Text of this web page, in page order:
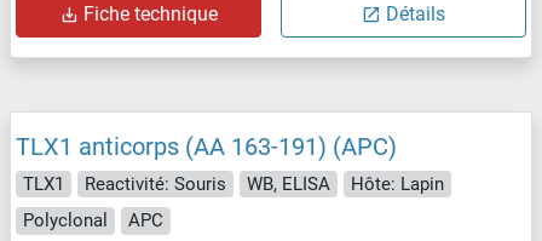
Fiche technique Détails
TLX1 anticorps (AA 163-191) (APC)
TLX1 Reactivité: Souris WB, ELISA
Hôte: Lapin
Polyclonal
APC